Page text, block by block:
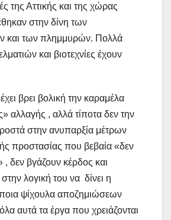
της Αττικής και της χώρας
στην δίνη των
και των πλημμυρών. Πολλά
και βιοτεχνίες έχουν
βρει βολική την καραμέλα
αλλαγής , αλλά τίποτα δεν την
στην ανυπαρξία μέτρων
προστασίας που βεβαία «δεν
, δεν βγάζουν κέρδος και
στην λογική του να δίνει η
ψίχουλα αποζημιώσεων
αυτά τα έργα που χρειάζονται